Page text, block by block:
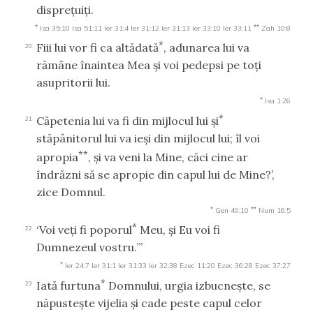
dispreţuiţi.
* Isa 35:10 Isa 51:11 Ier 31:4 Ier 31:12 Ier 31:13 Ier 33:10 Ier 33:11 ** Zah 10:8
20 Fiii lui vor fi ca altădată*, adunarea lui va
rămâne înaintea Mea şi voi pedepsi pe toţi
asupritorii lui.
* Isa 1:26
21 Căpetenia lui va fi din mijlocul lui şi*
stăpânitorul lui va ieşi din mijlocul lui; îl voi
apropia**, şi va veni la Mine, căci cine ar
îndrăzni să se apropie din capul lui de Mine?’,
zice Domnul.
* Gen 49:10 ** Num 16:5
22 ‘Voi veţi fi poporul* Meu, şi Eu voi fi
Dumnezeul vostru.’”
* Ier 24:7 Ier 31:1 Ier 31:33 Ier 32:38 Ezec 11:20 Ezec 36:28 Ezec 37:27
23 Iată furtuna* Domnului, urgia izbucneşte, se
năpusteşte vijelia şi cade peste capul celor